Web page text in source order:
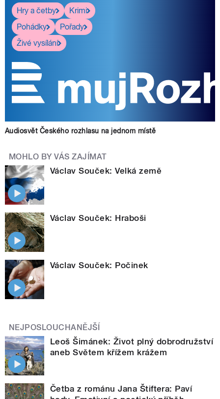
Hry a četby
Krimi
Pohádky
Pořady
Živé vysílání
Audiosvět Českého rozhlasu na jednom místě
MOHLO BY VÁS ZAJÍMAT
Václav Souček: Velká země
Václav Souček: Hraboši
Václav Souček: Počinek
NEJPOSLOUCHANĚJŠÍ
Leoš Šimánek: Život plný dobrodružství
aneb Světem křížem krážem
Četba z románu Jana Štiftera: Paví